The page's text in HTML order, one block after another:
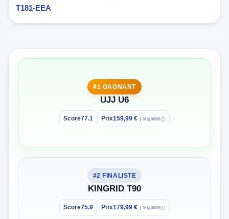
T181-EEA
#1 GAGNANT
UJJ U6
Score77.1 Prix159,99 € Màj 06/08ⓘ
#2 FINALISTE
KINGRID T90
Score75.9 Prix179,99 € Màj 06/08ⓘ